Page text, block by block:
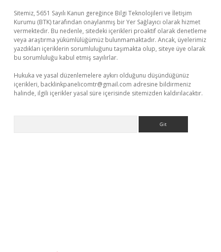
Sitemiz, 5651 Sayılı Kanun gereğince Bilgi Teknolojileri ve İletişim
Kurumu (BTK) tarafından onaylanmış bir Yer Sağlayıcı olarak hizmet
vermektedir. Bu nedenle, sitedeki içerikleri proaktif olarak denetleme
veya araştırma yükümlülüğümüz bulunmamaktadır. Ancak, üyelerimiz
yazdıkları içeriklerin sorumluluğunu taşımakta olup, siteye üye olarak
bu sorumluluğu kabul etmiş sayılırlar.
Hukuka ve yasal düzenlemelere aykırı olduğunu düşündüğünüz
içerikleri, backlinkpanelicomtr@gmail.com adresine bildirmeniz
halinde, ilgili içerikler yasal süre içerisinde sitemizden kaldırılacaktır.